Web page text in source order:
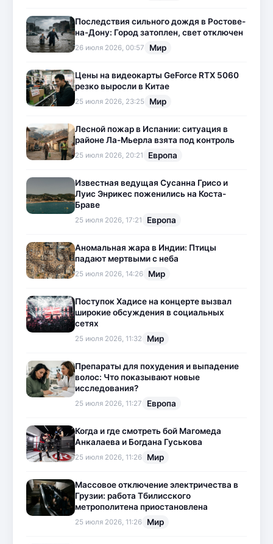
Последствия сильного дождя в Ростове-
на-Дону: Город затоплен, свет отключен
26 июля 2026, 00:57 Мир
Цены на видеокарты GeForce RTX 5060
резко выросли в Китае
25 июля 2026, 23:25 Мир
Лесной пожар в Испании: ситуация в
районе Ла-Мьерла взята под контроль
25 июля 2026, 20:21 Европа
Известная ведущая Сусанна Грисо и
Луис Энрикес поженились на Коста-
Браве
25 июля 2026, 17:21 Европа
Аномальная жара в Индии: Птицы
падают мертвыми с неба
25 июля 2026, 14:26 Мир
Поступок Хадисе на концерте вызвал
широкие обсуждения в социальных
сетях
25 июля 2026, 11:32 Мир
Препараты для похудения и выпадение
волос: Что показывают новые
исследования?
25 июля 2026, 11:27 Европа
Когда и где смотреть бой Магомеда
Анкалаева и Богдана Гуськова
25 июля 2026, 11:26 Мир
Массовое отключение электричества в
Грузии: работа Тбилисского
метрополитена приостановлена
25 июля 2026, 11:26 Мир